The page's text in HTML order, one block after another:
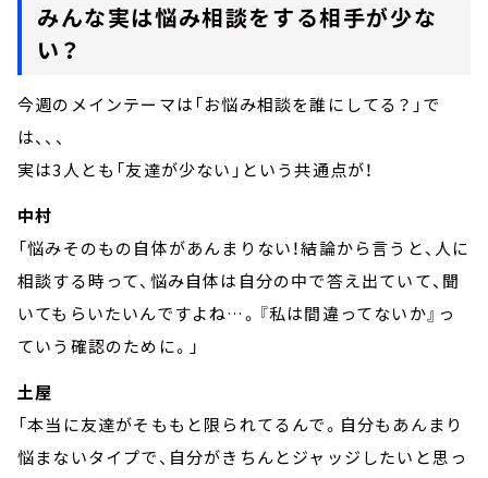
みんな実は悩み相談をする相手が少な
い？
今週のメインテーマは「お悩み相談を誰にしてる？」で
は、、、
実は3人とも「友達が少ない」という共通点が！
中村
「悩みそのもの自体があんまりない！結論から言うと、人に
相談する時って、悩み自体は自分の中で答え出ていて、聞
いてもらいたいんですよね…。『私は間違ってないか』っ
ていう確認のために。」
土屋
「本当に友達がそももと限られてるんで。自分もあんまり
悩まないタイプで、自分がきちんとジャッジしたいと思っ